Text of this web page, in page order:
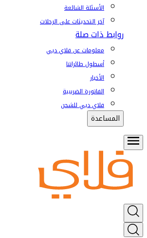
الأسئلة الشائعة
آخر التحديثات على الرحلات
روابط ذات صلة
معلومات عن فلاي دبي
أسطول طائراتنا
الأخبار
الفاتورة الضريبية
فلاي دبي للشحن
المساعدة